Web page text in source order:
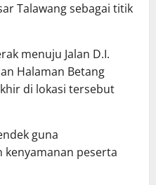
Talawang sebagai titik
menuju Jalan D.I.
Halaman Betang
di lokasi tersebut
guna
kenyamanan peserta